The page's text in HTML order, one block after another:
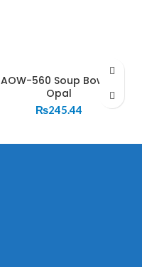
AOW-560 Soup Bowl –
Opal
₨245.44